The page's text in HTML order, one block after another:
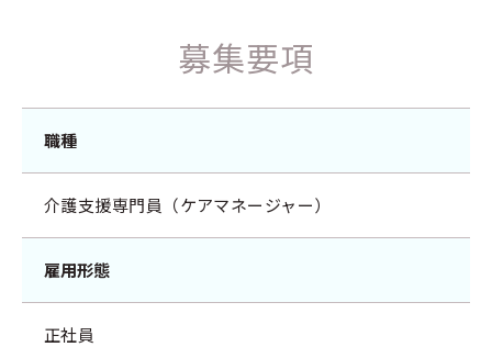
募集要項
職種
介護支援専門員（ケアマネージャー）
雇用形態
正社員